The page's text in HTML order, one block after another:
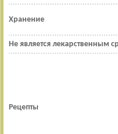
Хранение
Не является лекарственным
Рецепты